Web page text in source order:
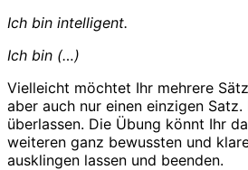
Ich bin intelligent.
Ich bin (…)
Vielleicht möchtet Ihr mehrere
aber auch nur einen einzigen
überlassen. Die Übung könnt Ihr
weiteren ganz bewussten und
ausklingen lassen und beenden.